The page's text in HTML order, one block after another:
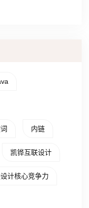
内链
凯铧互联设计
计核心竞争力